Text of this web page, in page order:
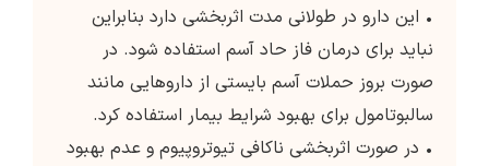
• این دارو در طولانی مدت اثربخشی دارد بنابراین
نباید برای درمان فاز حاد آسم استفاده شود. در
صورت بروز حملات آسم بایستی از داروهایی مانند
سالبوتامول برای بهبود شرایط بیمار استفاده کرد.
• در صورت اثربخشی ناکافی تیوتروپیوم و عدم بهبود